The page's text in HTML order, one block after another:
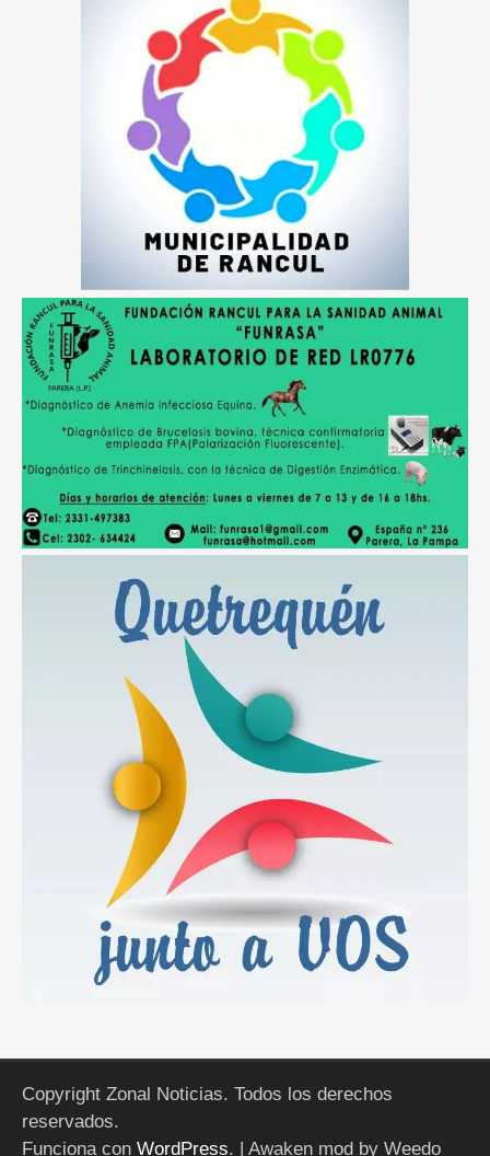
Copyright Zonal Noticias. Todos los derechos
reservados.
Funciona con WordPress. | Awaken mod by Weedo